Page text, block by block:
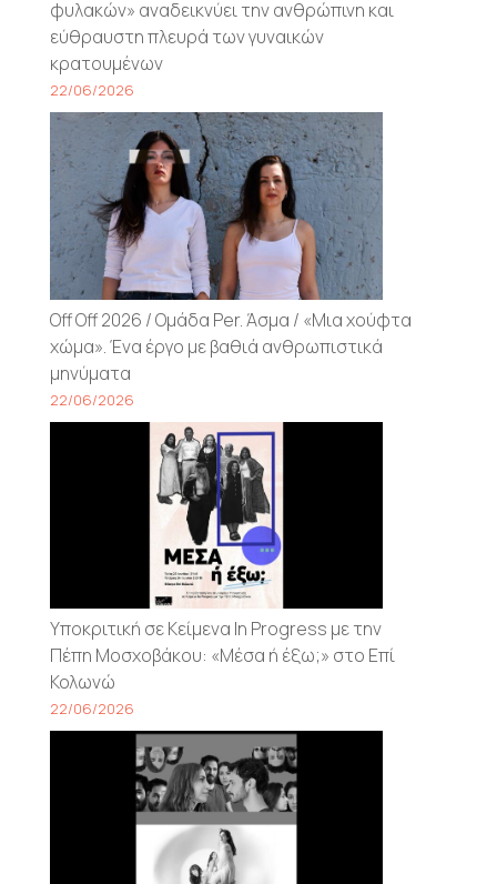
φυλακών» αναδεικνύει την ανθρώπινη και
εύθραυστη πλευρά των γυναικών
κρατουμένων
22/06/2026
Off Off 2026 / Ομάδα Per. Άσμα / «Μια χούφτα
χώμα». Ένα έργο με βαθιά ανθρωπιστικά
μηνύματα
22/06/2026
Υποκριτική σε Κείμενα In Progress με την
Πέπη Μοσχοβάκου: «Μέσα ή έξω;» στο Επί
Κολωνώ
22/06/2026